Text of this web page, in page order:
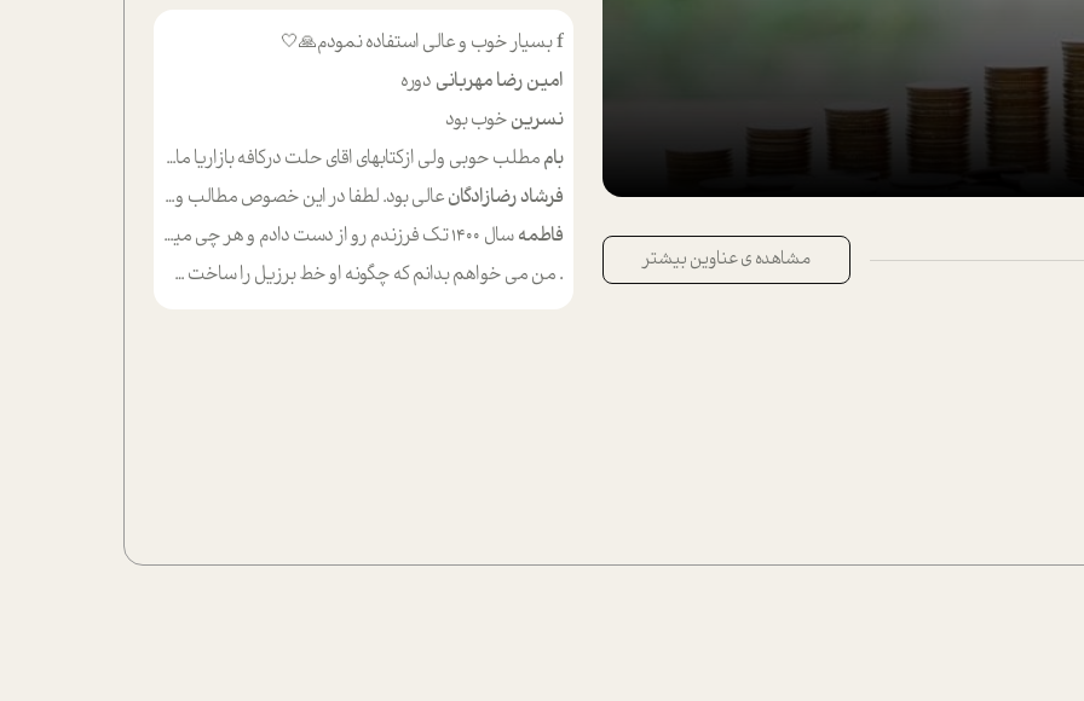
مشاهده ی عناوین بیشتر
fبسیار خوب و عالی استفاده نمودم🙏🤍
امین رضا مهربانی دوره
نسرینخوب بود
باممطلب حوبی ولی ازکتابهای اقای حلت درکافه بازاریا مایکت میزاشتن رایگان خوب بود ولی هرکدام خلاصه شده ش تومجله از طریق سایت هم خوبه اینکه درزیر اخرصفحه گذاشته شده خب ادم خبره میره نصب میکنه میخونه ولی هرکسی گوشیش ظرفیتش نداره باتشکر
فرشاد رضازادگانعالی بود. لطفا در این خصوص مطالب و مثال های بیشتر ی ارایه دهید
فاطمهسال ۱۴۰۰ تک فرزندم رو از دست دادم و هر چی میگذره حالم بدتر میشه و دلتنگتر تنایی رو ترجیح دادم و معاشرت برام سخت شده
.من می خواهم بدانم که چگونه او خط برزیل را ساخت چگونه با چه چیز هایی